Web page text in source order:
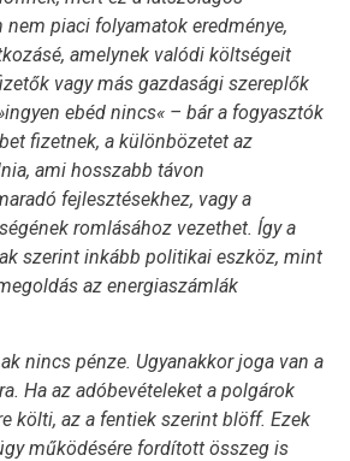
nem piaci folyamatok eredménye,
amelynek valódi költségeit
vagy más gazdasági szereplők
ebéd nincs« – bár a fogyasztók
fizetnek, a különbözetet az
ami hosszabb távon
fejlesztésekhez, vagy a
romlásához vezethet. Így a
szerint inkább politikai eszköz, mint
az energiaszámlák
nincs pénze. Ugyanakkor joga van a
Ha az adóbevételeket a polgárok
költi, az a fentiek szerint blöff. Ezek
működésére fordított összeg is